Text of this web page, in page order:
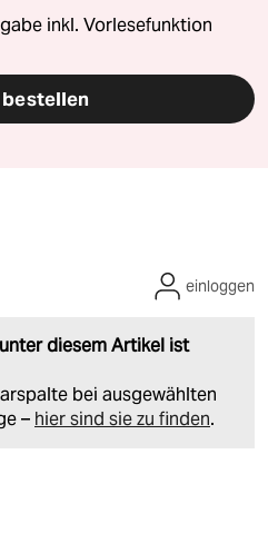
inkl. Vorlesefunktion
diesem Artikel ist
bei ausgewählten
– hier sind sie zu finden.
einloggen